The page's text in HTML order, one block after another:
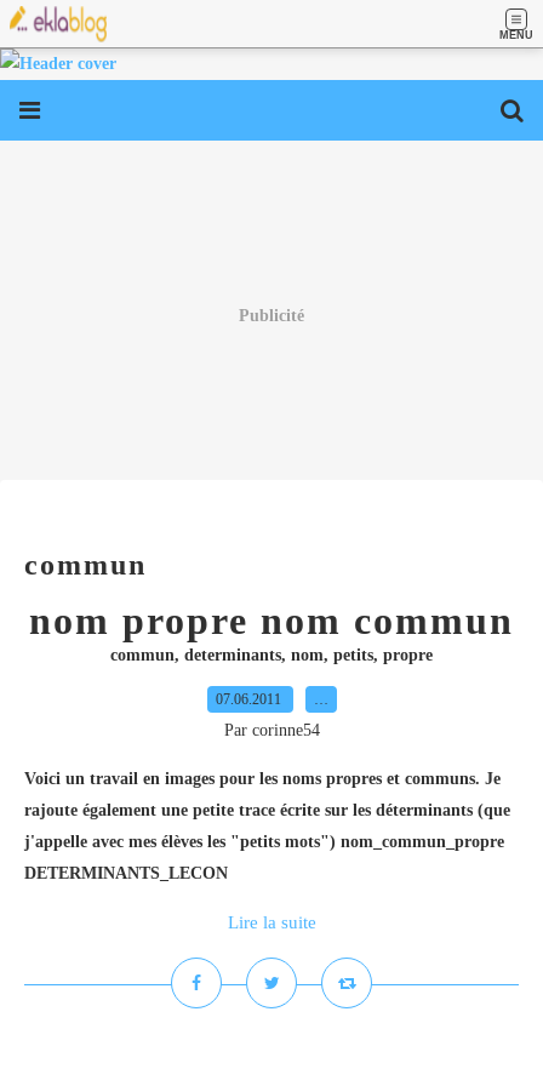
MENU
Publicité
commun
nom propre nom commun
commun, determinants, nom, petits, propre
07.06.2011 …
Par corinne54
Voici un travail en images pour les noms propres et communs. Je
rajoute également une petite trace écrite sur les déterminants (que
j'appelle avec mes élèves les "petits mots") nom_commun_propre
DETERMINANTS_LECON
Lire la suite